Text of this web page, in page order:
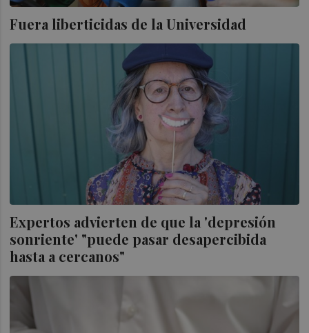
Fuera liberticidas de la Universidad
Expertos advierten de que la 'depresión
sonriente' "puede pasar desapercibida
hasta a cercanos"